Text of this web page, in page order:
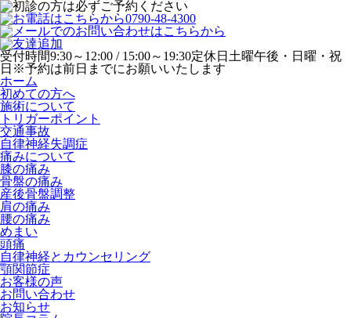
受付時間9:30～12:00 / 15:00～19:30定休日 土曜午後・日曜・祝
日 ※予約は前日までにお願いいたします
ホーム
初めての方へ
施術について
トリガーポイント
交通事故
自律神経失調症
痛みについて
膝の痛み
骨盤の痛み
産後骨盤調整
肩の痛み
腰の痛み
めまい
頭痛
自律神経とカウンセリング
顎関節症
お客様の声
お問い合わせ
お知らせ